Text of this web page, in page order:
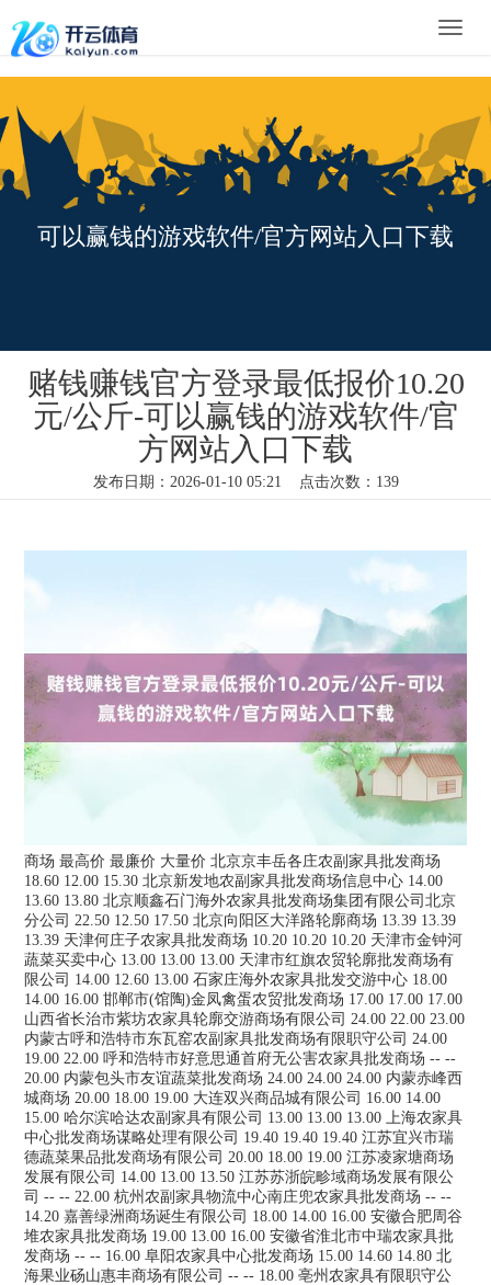
Toggle
可以赢钱的游戏软件/官方网站入口下载
赌钱赚钱官方登录最低报价10.20
元/公斤-可以赢钱的游戏软件/官
方网站入口下载
发布日期：2026-01-10 05:21 点击次数：139
商场 最高价 最廉价 大量价 北京京丰岳各庄农副家具批发商场
18.60 12.00 15.30 北京新发地农副家具批发商场信息中心 14.00
13.60 13.80 北京顺鑫石门海外农家具批发商场集团有限公司北京
分公司 22.50 12.50 17.50 北京向阳区大洋路轮廓商场 13.39 13.39
13.39 天津何庄子农家具批发商场 10.20 10.20 10.20 天津市金钟河
蔬菜买卖中心 13.00 13.00 13.00 天津市红旗农贸轮廓批发商场有
限公司 14.00 12.60 13.00 石家庄海外农家具批发交游中心 18.00
14.00 16.00 邯郸市(馆陶)金凤禽蛋农贸批发商场 17.00 17.00 17.00
山西省长治市紫坊农家具轮廓交游商场有限公司 24.00 22.00 23.00
内蒙古呼和浩特市东瓦窑农副家具批发商场有限职守公司 24.00
19.00 22.00 呼和浩特市好意思通首府无公害农家具批发商场 -- --
20.00 内蒙包头市友谊蔬菜批发商场 24.00 24.00 24.00 内蒙赤峰西
城商场 20.00 18.00 19.00 大连双兴商品城有限公司 16.00 14.00
15.00 哈尔滨哈达农副家具有限公司 13.00 13.00 13.00 上海农家具
中心批发商场谋略处理有限公司 19.40 19.40 19.40 江苏宜兴市瑞
德蔬菜果品批发商场有限公司 20.00 18.00 19.00 江苏凌家塘商场
发展有限公司 14.00 13.00 13.50 江苏苏浙皖畛域商场发展有限公
司 -- -- 22.00 杭州农副家具物流中心南庄兜农家具批发商场 -- --
14.20 嘉善绿洲商场诞生有限公司 18.00 14.00 16.00 安徽合肥周谷
堆农家具批发商场 19.00 13.00 16.00 安徽省淮北市中瑞农家具批
发商场 -- -- 16.00 阜阳农家具中心批发商场 15.00 14.60 14.80 北
海果业砀山惠丰商场有限公司 -- -- 18.00 亳州农家具有限职守公